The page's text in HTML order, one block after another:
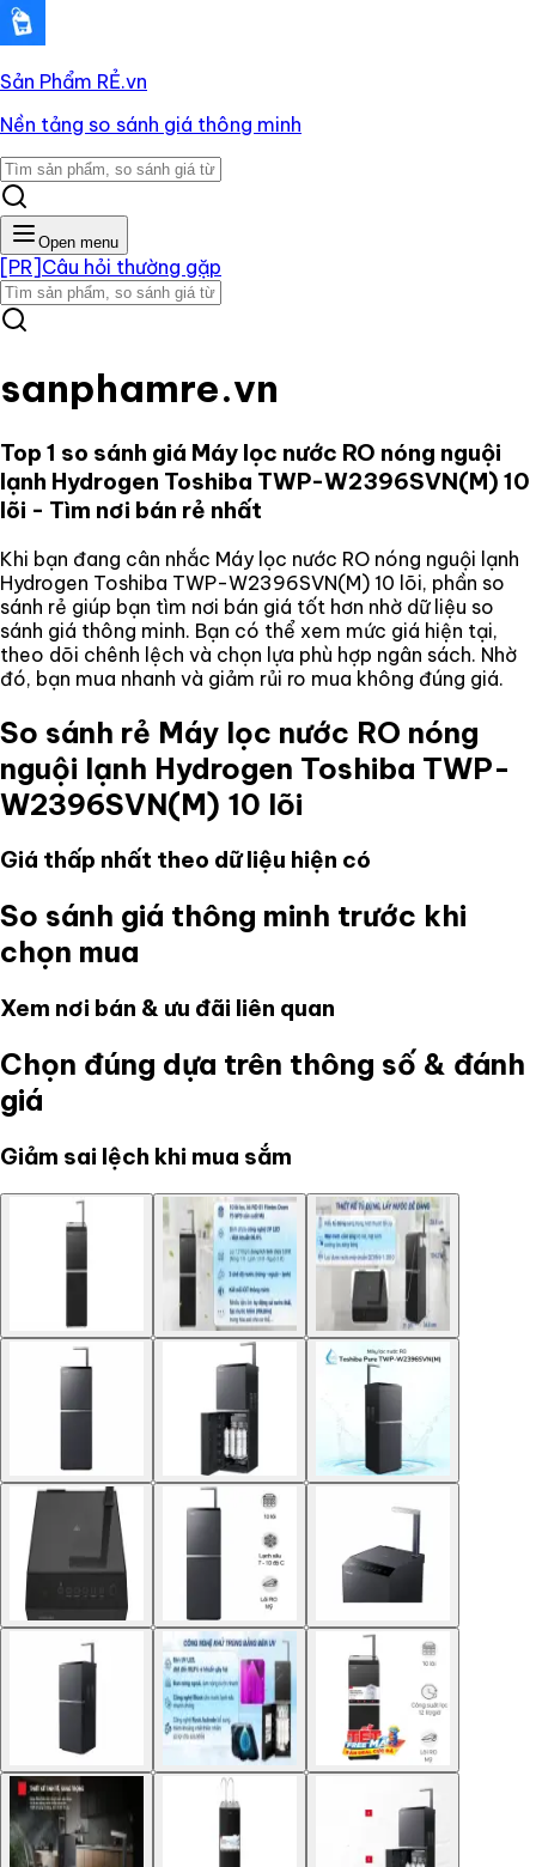
Sản Phẩm RẺ.vn
Nền tảng so sánh giá thông minh
Open menu
[PR] Câu hỏi thường gặp
sanphamre.vn
Top 1 so sánh giá Máy lọc nước RO nóng nguội
lạnh Hydrogen Toshiba TWP-W2396SVN(M) 10
lõi - Tìm nơi bán rẻ nhất
Khi bạn đang cân nhắc Máy lọc nước RO nóng nguội lạnh
Hydrogen Toshiba TWP-W2396SVN(M) 10 lõi, phần so
sánh rẻ giúp bạn tìm nơi bán giá tốt hơn nhờ dữ liệu so
sánh giá thông minh. Bạn có thể xem mức giá hiện tại,
theo dõi chênh lệch và chọn lựa phù hợp ngân sách. Nhờ
đó, bạn mua nhanh và giảm rủi ro mua không đúng giá.
So sánh rẻ Máy lọc nước RO nóng
nguội lạnh Hydrogen Toshiba TWP-
W2396SVN(M) 10 lõi
Giá thấp nhất theo dữ liệu hiện có
So sánh giá thông minh trước khi
chọn mua
Xem nơi bán & ưu đãi liên quan
Chọn đúng dựa trên thông số & đánh
giá
Giảm sai lệch khi mua sắm